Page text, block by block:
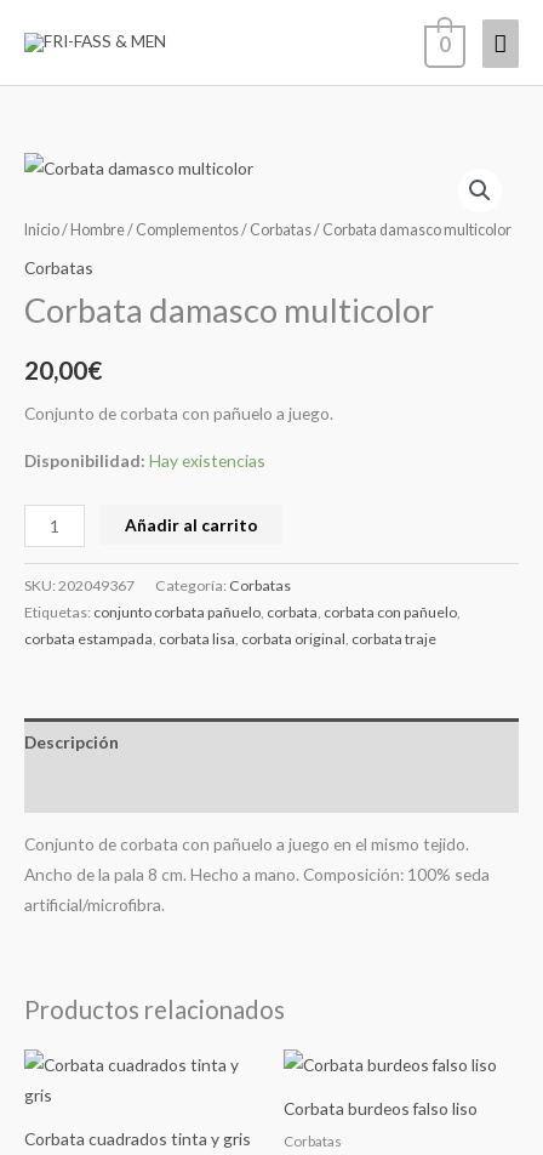
0
Inicio/ Hombre/ Complementos/ Corbatas/ Corbata damasco multicolor
Corbatas
Corbata damasco multicolor
20,00€
Conjunto de corbata con pañuelo a juego.
Disponibilidad: Hay existencias
Corbata
multicolor
cantidad
Añadir al carrito
SKU: 202049367 Categoría: Corbatas
Etiquetas: conjunto corbata pañuelo corbata corbata con pañuelo
corbata estampada corbata lisa corbata original corbata traje
Descripción
Conjunto de corbata con pañuelo a juego en el mismo tejido.
Ancho de la pala 8 cm. Hecho a mano. Composición: 100% seda
artificial/microfibra.
Productos relacionados
Corbata cuadrados tinta y gris
Corbata burdeos falso liso
Corbatas